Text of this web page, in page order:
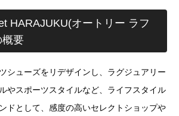
HARAJUKU(オートリー ラフ
概要
シューズをリデザインし、ラグジュアリー
やスポーツスタイルなど、ライフスタイル
ドとして、感度の高いセレクトショップや